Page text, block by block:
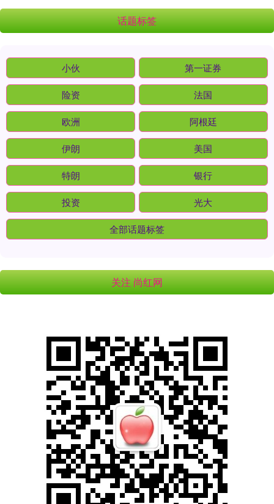
话题标签
小伙 第一证券
险资 法国
欧洲 阿根廷
伊朗 美国
特朗 银行
投资 光大
全部话题标签
关注 尚红网